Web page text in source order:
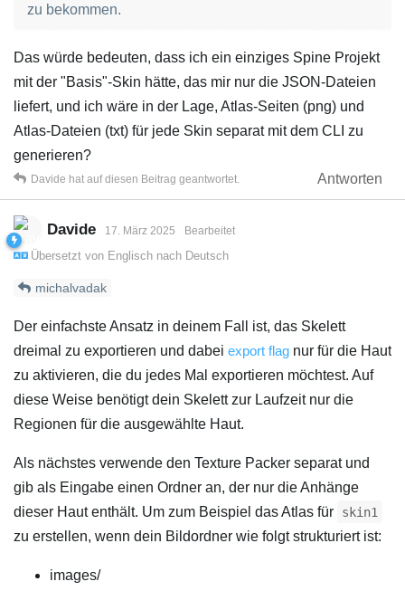
zu bekommen.
Das würde bedeuten, dass ich ein einziges Spine Projekt
mit der "Basis"-Skin hätte, das mir nur die JSON-Dateien
liefert, und ich wäre in der Lage, Atlas-Seiten (png) und
Atlas-Dateien (txt) für jede Skin separat mit dem CLI zu
generieren?
Antworten
Davide hat auf diesen Beitrag geantwortet.
Davide 17. März 2025 Bearbeitet
Übersetzt von Englisch nach Deutsch
michalvadak
Der einfachste Ansatz in deinem Fall ist, das Skelett
dreimal zu exportieren und dabei export flag nur für die Haut
zu aktivieren, die du jedes Mal exportieren möchtest. Auf
diese Weise benötigt dein Skelett zur Laufzeit nur die
Regionen für die ausgewählte Haut.
Als nächstes verwende den Texture Packer separat und
gib als Eingabe einen Ordner an, der nur die Anhänge
dieser Haut enthält. Um zum Beispiel das Atlas für
skin1
zu erstellen, wenn dein Bildordner wie folgt strukturiert ist:
images/